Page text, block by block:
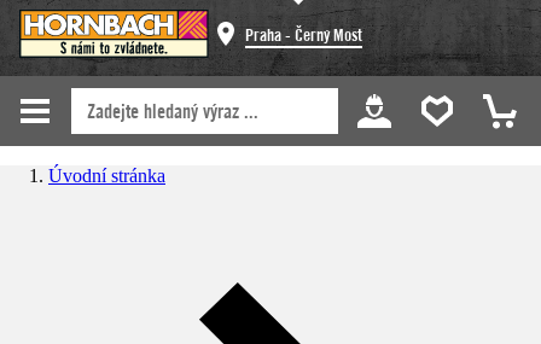
Praha - Černý Most
Úvodní stránka